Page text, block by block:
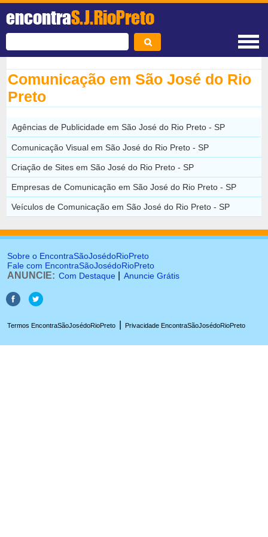
encontraS.J.RioPreto
Comunicação em São José do Rio
Preto
Agências de Publicidade em São José do Rio Preto - SP
Comunicação Visual em São José do Rio Preto - SP
Criação de Sites em São José do Rio Preto - SP
Empresas de Comunicação em São José do Rio Preto - SP
Veículos de Comunicação em São José do Rio Preto - SP
Sobre o EncontraSãoJosédoRioPreto
Fale com EncontraSãoJosédoRioPreto
ANUNCIE: Com Destaque Anuncie Grátis
Termos EncontraSãoJosédoRioPreto Privacidade EncontraSãoJosédoRioPreto